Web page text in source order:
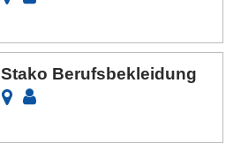
Stako Berufsbekleidung